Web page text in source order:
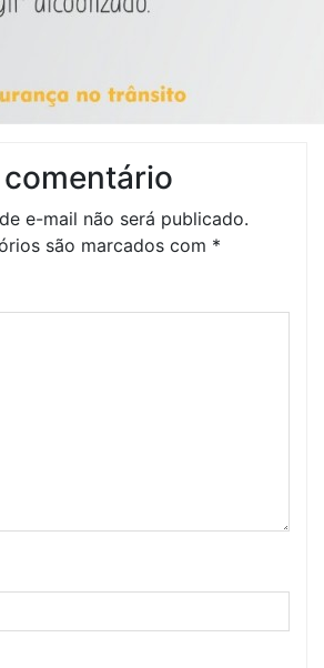
comentário
e-mail não será publicado.
são marcados com *